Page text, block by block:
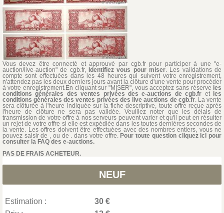
Vous devez être connecté et approuvé par cgb.fr pour participer à une "e-
auction/live-auction" de cgb.fr, Identifiez vous pour miser. Les validations de
compte sont effectuées dans les 48 heures qui suivent votre enregistrement,
n'attendez pas les deux derniers jours avant la clôture d'une vente pour procéder
à votre enregistrement.En cliquant sur "MISER", vous acceptez sans réserve les
conditions générales des ventes privées des e-auctions de cgb.fr et les
conditions générales des ventes privées des live auctions de cgb.fr. La vente
sera clôturée à l'heure indiquée sur la fiche descriptive, toute offre reçue après
l'heure de clôture ne sera pas validée. Veuillez noter que les délais de
transmission de votre offre à nos serveurs peuvent varier et qu'il peut en résulter
un rejet de votre offre si elle est expédiée dans les toutes dernières secondes de
la vente. Les offres doivent être effectuées avec des nombres entiers, vous ne
pouvez saisir de , ou de . dans votre offre. Pour toute question cliquez ici pour
consulter la FAQ des e-auctions.
PAS DE FRAIS ACHETEUR.
NEUF
Estimation :
30 €